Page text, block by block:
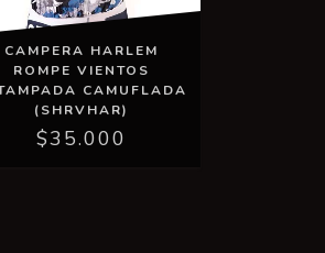
CAMPERA HARLEM
ROMPE VIENTOS
CAMUFLADA
(SHRVHAR)
$35.000